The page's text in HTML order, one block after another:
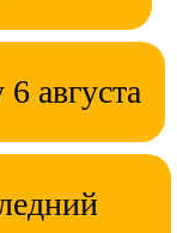
августа